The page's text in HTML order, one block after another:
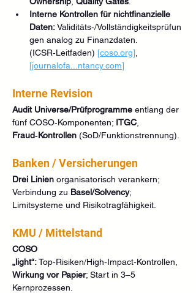
Interne Kontrollen für nichtfinanzielle
Daten: Validitäts‑/Vollständigkeitsprüfun
gen analog zu Finanzdaten.
(ICSR‑Leitfaden) [coso.org]
[journalofa... ntancy.com]
Interne Revision
Audit Universe/Prüfprogramme entlang der
fünf COSO‑Komponenten; ITGC
Fraud‑Kontrollen (SoD/Funktionstrennung).
Banken / Versicherungen
Drei Linien organisatorisch verankern;
Verbindung zu Basel/Solvency;
Limitsysteme und Risikotragfähigkeit.
KMU / Mittelstand
COSO
„light“: Top‑Risiken/High‑Impact‑Kontrollen,
Wirkung vor Papier; Start in 3–5
Kernprozessen.